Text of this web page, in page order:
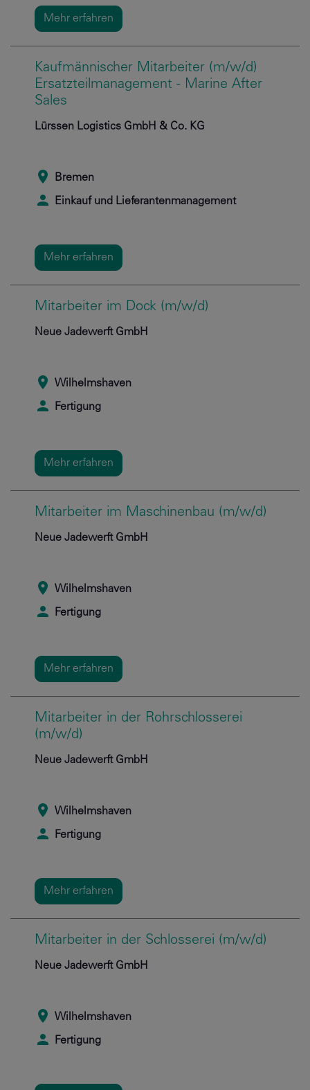
Mehr erfahren
Kaufmännischer Mitarbeiter (m/w/d)
Ersatzteilmanagement - Marine After
Sales
Lürssen Logistics GmbH & Co. KG
Bremen
Einkauf und Lieferantenmanagement
Mehr erfahren
Mitarbeiter im Dock (m/w/d)
Neue Jadewerft GmbH
Wilhelmshaven
Fertigung
Mehr erfahren
Mitarbeiter im Maschinenbau (m/w/d)
Neue Jadewerft GmbH
Wilhelmshaven
Fertigung
Mehr erfahren
Mitarbeiter in der Rohrschlosserei
(m/w/d)
Neue Jadewerft GmbH
Wilhelmshaven
Fertigung
Mehr erfahren
Mitarbeiter in der Schlosserei (m/w/d)
Neue Jadewerft GmbH
Wilhelmshaven
Fertigung